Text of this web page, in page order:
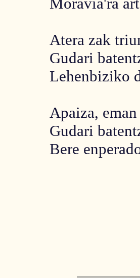
Atera zak
Gudari
Lehenbiziko
Apaiza,
Gudari
Bere